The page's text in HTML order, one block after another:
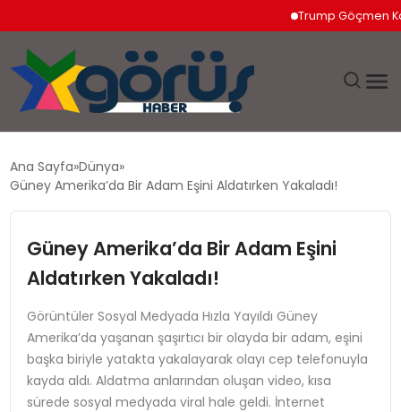
Trump Göçmen
GÜNDEM
SAĞLIK
SPOR
Ana Sayfa Dünya
Güney Amerika’da Bir Adam Eşini Aldatırken Yakaladı!
Güney Amerika’da Bir Adam Eşini
Aldatırken Yakaladı!
Görüntüler Sosyal Medyada Hızla Yayıldı Güney
Amerika’da yaşanan şaşırtıcı bir olayda bir adam, eşini
başka biriyle yatakta yakalayarak olayı cep telefonuyla
kayda aldı. Aldatma anlarından oluşan video, kısa
sürede sosyal medyada viral hale geldi. İnternet